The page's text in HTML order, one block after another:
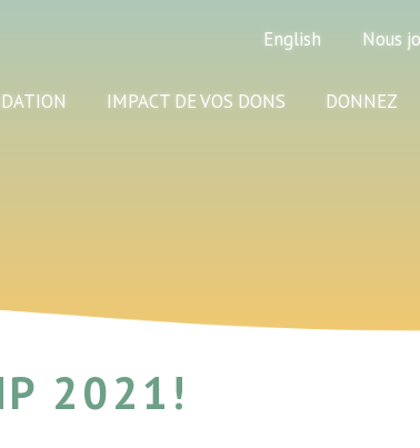
English Nous
IMPACT DE VOS DONS DONNEZ
2021!